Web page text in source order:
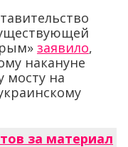
заявило,
накануне
мосту на
за материал